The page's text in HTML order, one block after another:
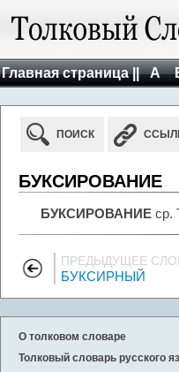
Главная страница || А
ПОИСК
БУКСИРОВАНИЕ
БУКСИРОВАНИЕ ср.
ПРЕДЫДУЩЕЕ
БУКСИРНЫЙ
О толковом словаре
Толковый словарь русского